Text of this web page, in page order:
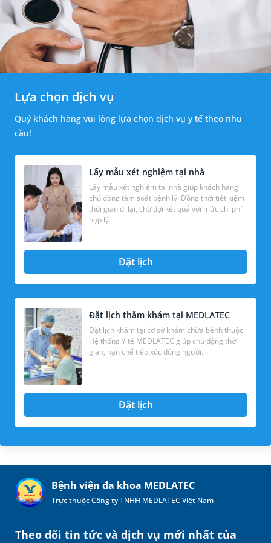
Lựa chọn dịch vụ
Quý khách hàng vui lòng lựa chọn dịch vụ y tế theo nhu
cầu!
Lấy mẫu xét nghiệm tại nhà
Lấy mẫu xét nghiệm tại nhà giúp khách hàng
chủ động tầm soát bệnh lý. Đồng thời tiết kiệm
thời gian đi lại, chờ đợi kết quả với mức chi phí
hợp lý.
Đặt lịch
Đặt lịch thăm khám tại MEDLATEC
Đặt lịch khám tại cơ sở khám chữa bệnh thuộc
Hệ thống Y tế MEDLATEC giúp chủ động thời
gian, hạn chế tiếp xúc đông người.
Đặt lịch
Bệnh viện đa khoa MEDLATEC
Trực thuộc Công ty TNHH MEDLATEC Việt Nam
Theo dõi tin tức và dịch vụ mới nhất của